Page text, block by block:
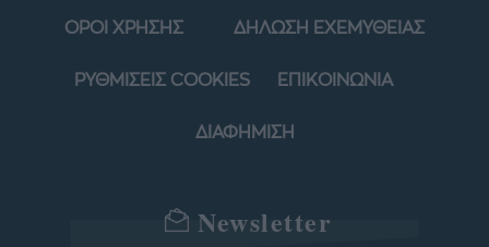
ΟΡΟΙ ΧΡΗΣΗΣ ΔΗΛΩΣΗ ΕΧΕΜΥΘΕΙΑΣ
ΡΥΘΜΙΣΕΙΣ COOKIES ΕΠΙΚΟΙΝΩΝΙΑ
ΔΙΑΦΗΜΙΣΗ
Newsletter